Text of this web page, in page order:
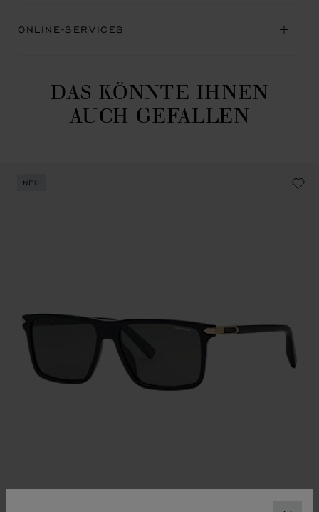
ONLINE-SERVICES
DAS KÖNNTE IHNEN
AUCH GEFALLEN
NEU